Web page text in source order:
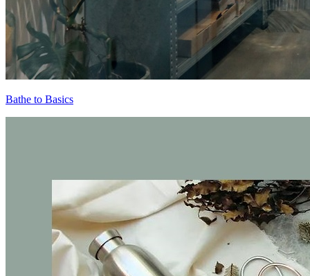
Bathe to Basics